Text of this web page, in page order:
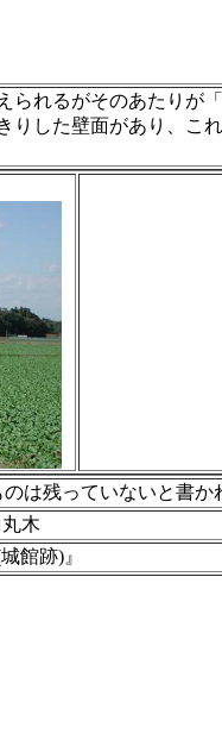
れるがそのあたりが
りした壁面があり、こ
は残っていないと書
木
館跡)』